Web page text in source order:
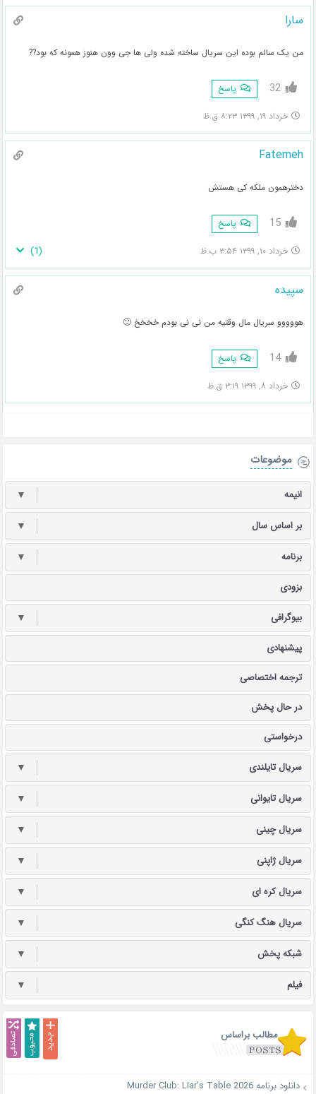
سارا
من یک سالم بوده این سریال ساخته شده ولی ها جی وون هنوز همونه که بود??
32 پاسخ
خرداد ۱۹, ۱۳۹۹ ۸:۲۳ ق.ظ
Fatemeh
دخترهمون ملکه کی هستش
15 پاسخ
خرداد ۱۰, ۱۳۹۹ ۳:۵۴ ب.ظ (
1
)
سپیده
هووووو سریال مال وقتیه من نی نی بودم خخخخ 🙂
14 پاسخ
خرداد ۸, ۱۳۹۹ ۳:۱۹ ق.ظ
موضوعات
انیمه ▼
بر اساس سال ▼
برنامه ▼
بزودی
بیوگرافی ▼
پیشنهادی
ترجمه اختصاصی
در حال پخش
درخواستی
سریال تایلندی ▼
سریال تایوانی ▼
سریال چینی ▼
سریال ژاپنی ▼
سریال کره ای ▼
سریال هنگ کنگی ▼
شبکه پخش ▼
فیلم ▼
مطالب براساس
دانلود برنامه Murder Club: Liar’s Table 2026